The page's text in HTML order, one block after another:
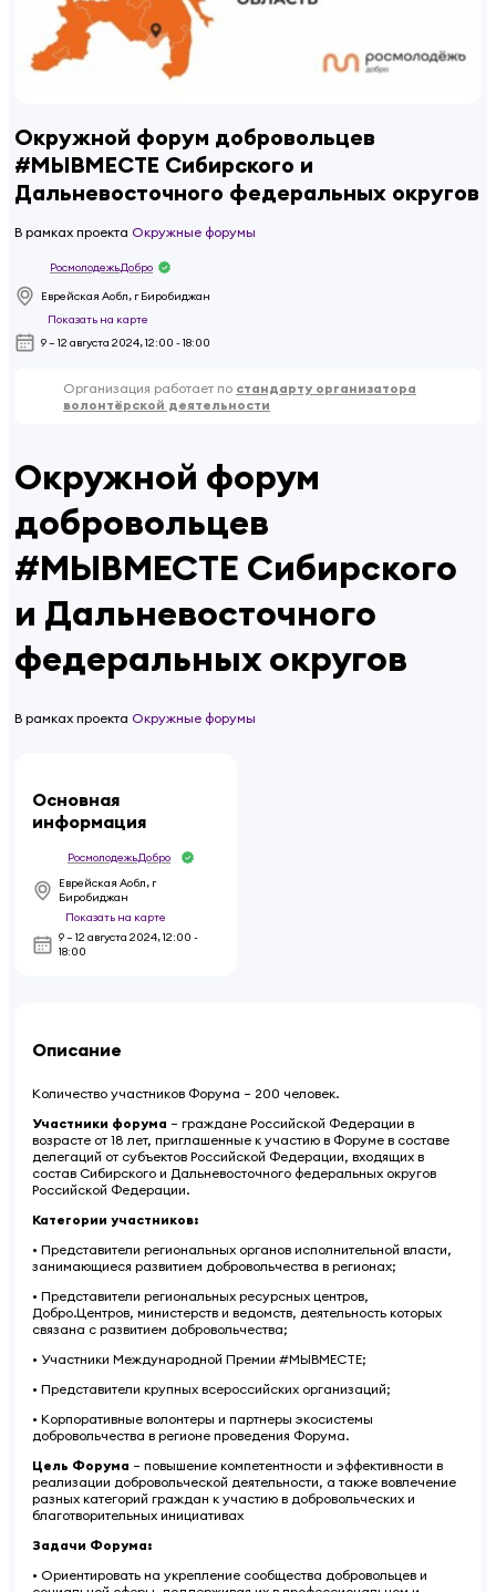
Окружной форум добровольцев
#МЫВМЕСТЕ Сибирского и
Дальневосточного федеральных округов
В рамках проекта Окружные форумы
Росмолодежь.Добро
Еврейская Аобл, г Биробиджан
Показать на карте
9 – 12 августа 2024, 12:00 - 18:00
Организация работает по стандарту организатора
волонтёрской деятельности
Окружной форум
добровольцев
#МЫВМЕСТЕ Сибирского
и Дальневосточного
федеральных округов
В рамках проекта Окружные форумы
Основная
информация
Росмолодежь.Добро
Еврейская Аобл, г
Биробиджан
Показать на карте
9 – 12 августа 2024,12:00 -
18:00
Описание
Количество участников Форума – 200 человек.
Участники форума – граждане Российской Федерации в
возрасте от 18 лет, приглашенные к участию в Форуме в составе
делегаций от субъектов Российской Федерации, входящих в
состав Сибирского и Дальневосточного федеральных округов
Российской Федерации.
Категории участников:
• Представители региональных органов исполнительной власти,
занимающиеся развитием добровольчества в регионах;
• Представители региональных ресурсных центров,
Добро.Центров, министерств и ведомств, деятельность которых
связана с развитием добровольчества;
• Участники Международной Премии #МЫВМЕСТЕ;
• Представители крупных всероссийских организаций;
• Корпоративные волонтеры и партнеры экосистемы
добровольчества в регионе проведения Форума.
Цель Форума – повышение компетентности и эффективности в
реализации добровольческой деятельности, а также вовлечение
разных категорий граждан к участию в добровольческих и
благотворительных инициативах
Задачи Форума:
• Ориентировать на укрепление сообщества добровольцев и